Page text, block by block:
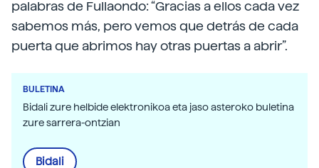
palabras de Fullaondo: “Gracias a ellos cada vez
sabemos más, pero vemos que detrás de cada
puerta que abrimos hay otras puertas a abrir”.
BULETINA
Bidali zure helbide elektronikoa eta jaso asteroko buletina
zure sarrera-ontzian
Bidali